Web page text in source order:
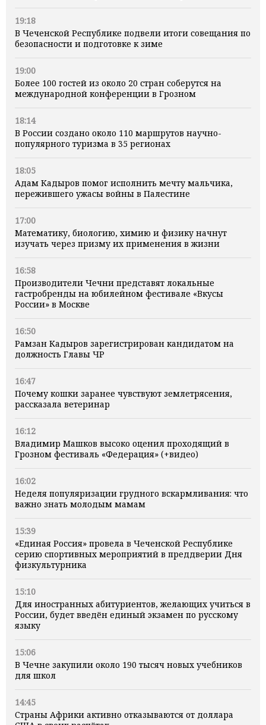
19:18
В Чеченской Республике подвели итоги совещания по
безопасности и подготовке к зиме
19:00
Более 100 гостей из около 20 стран соберутся на
международной конференции в Грозном
18:14
В России создано около 110 маршрутов научно-
популярного туризма в 35 регионах
18:05
Адам Кадыров помог исполнить мечту мальчика,
пережившего ужасы войны в Палестине
17:00
Математику, биологию, химию и физику начнут
изучать через призму их применения в жизни
16:58
Производители Чечни представят локальные
гастробренды на юбилейном фестивале «Вкусы
России» в Москве
16:50
Рамзан Кадыров зарегистрирован кандидатом на
должность Главы ЧР
16:47
Почему кошки заранее чувствуют землетрясения,
рассказала ветеринар
16:12
Владимир Машков высоко оценил проходящий в
Грозном фестиваль «Федерация» (+видео)
16:02
Неделя популяризации грудного вскармливания: что
важно знать молодым мамам
15:39
«Единая Россия» провела в Чеченской Республике
серию спортивных мероприятий в преддверии Дня
физкультурника
15:10
Для иностранных абитуриентов, желающих учиться в
России, будет введён единый экзамен по русскому
языку
15:06
В Чечне закупили около 190 тысяч новых учебников
для школ
14:45
Страны Африки активно отказываются от доллара